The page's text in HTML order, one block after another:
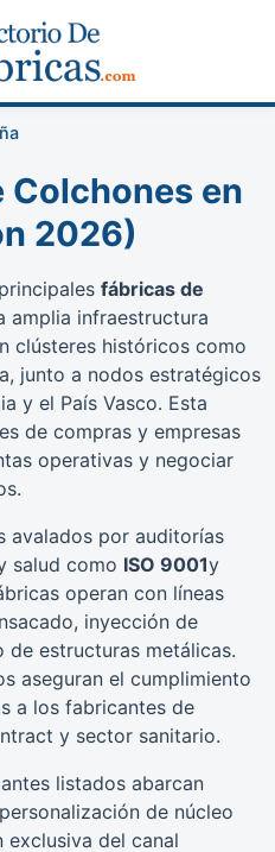
Colchones en
2026)
fábricas de
amplia infraestructura
clústeres históricos como
junto a nodos estratégicos
y el País Vasco. Esta
de compras y empresas
operativas y negociar
avalados por auditorías
salud como ISO 9001y
operan con líneas
inyección de
estructuras metálicas.
aseguran el cumplimiento
a los fabricantes de
y sector sanitario.
listados abarcan
de núcleo
del canal